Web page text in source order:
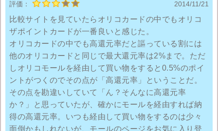
あとカードのデザインもシンプルなブラックでなんか
財布からちらっと見えても恥ずかしくない！
むしろ高級感がある気がするから見て欲しいくらいで
す。
ただ！スマホからマイページにログインするのが手間
がかかるのが難点です。。
認証難しいからもう少し簡単に出来ないのかな？
セキュリティー上厳しいかなぁ。
評価： 2014/11/21
比較サイトを見ていたらオリコカードの中でもオリコ
ザポイントカードが一番良いと感じた。
オリコカードの中でも高還元率だと謳っている割には
他のオリコカードと同じで最大還元率は2%まで。ただ
しオリコモールを経由して買い物をすると0.5%のポイ
ントがつくのでその点が「高還元率」ということだ。
その点を勘違いしていて「ん？そんなに高還元率
か？」と思っていたが、確かにモールを経由すれば納
得の高還元率。いつも経由して買い物をするのは少々
面倒かもしれないが、モールのページをお気に入り登